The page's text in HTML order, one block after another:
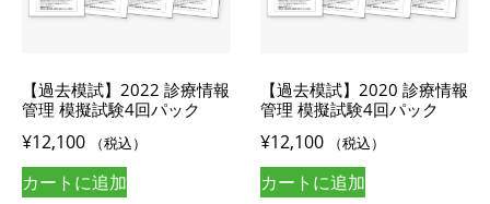
【過去模試】2022 診療情報
管理 模擬試験4回パック
¥12,100 （税込）
カートに追加
【過去模試】2020 診療情報
管理 模擬試験4回パック
¥12,100 （税込）
カートに追加